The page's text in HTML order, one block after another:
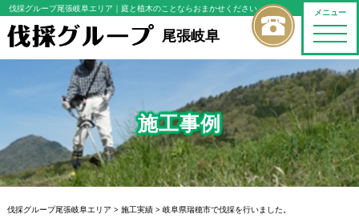
メニュー
toggle
伐採グループ尾張岐阜エリア ｜庭と植木のことならおまかせください
尾張岐阜
施工事例
伐採グループ尾張岐阜エリア > 施工実績> 岐阜県瑞穂市で伐採を行いました。